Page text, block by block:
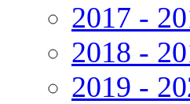
2017 -
2018 -
2019 -